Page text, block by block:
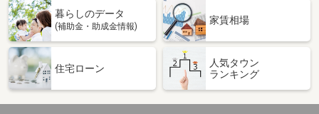
暮らしのデータ
(補助金・助成金情報)
家賃相場
住宅ローン
人気タウン
ランキング